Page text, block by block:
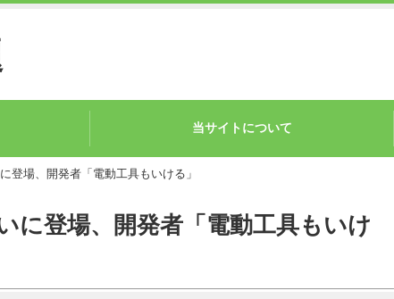
当サイトについて
登場、開発者「電動工具もいける」
に登場、開発者「電動工具もいけ